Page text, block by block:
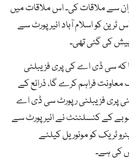
سے ملاقات کی۔ اس ملاقات میں
کو اسلام آباد ائیر پورٹ سے
کی گئی تھی۔
کہ سی ڈی اے کی پری فزیبلٹی
فراہم کرے گا، ذرائع کے
پری فزیبلٹی رپورٹ سی ڈی اے
کے کنسلٹنٹ نے ائیر پورٹ سے
ٹریک کو مونوریل کیلئے
کی ہے۔